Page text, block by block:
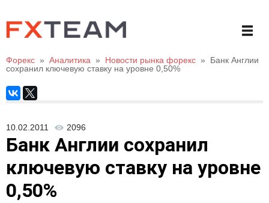
Форекс » Аналитика » Новости рынка форекс »
Банк Англии
сохранил ключевую ставку на уровне 0,50%
10.02.2011 2096
Банк Англии сохранил
ключевую ставку на уровне
0,50%